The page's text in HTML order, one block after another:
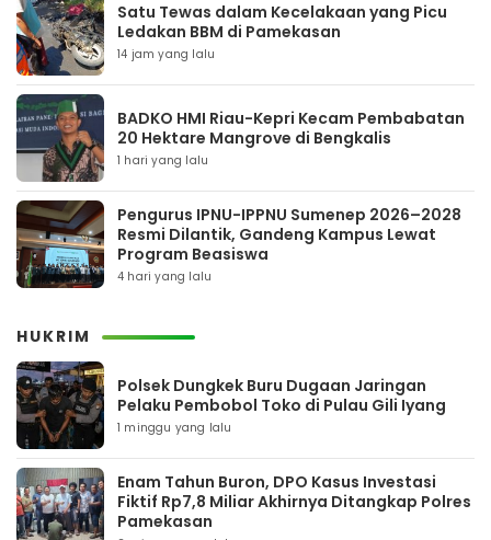
Satu Tewas dalam Kecelakaan yang Picu
Ledakan BBM di Pamekasan
14 jam yang lalu
BADKO HMI Riau-Kepri Kecam Pembabatan
20 Hektare Mangrove di Bengkalis
1 hari yang lalu
Pengurus IPNU-IPPNU Sumenep 2026–2028
Resmi Dilantik, Gandeng Kampus Lewat
Program Beasiswa
4 hari yang lalu
HUKRIM
Polsek Dungkek Buru Dugaan Jaringan
Pelaku Pembobol Toko di Pulau Gili Iyang
1 minggu yang lalu
Enam Tahun Buron, DPO Kasus Investasi
Fiktif Rp7,8 Miliar Akhirnya Ditangkap Polres
Pamekasan